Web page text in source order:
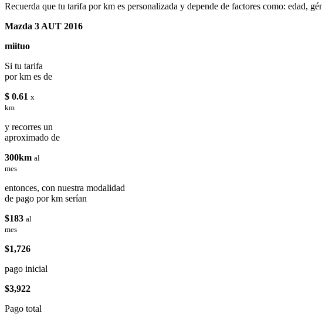
Recuerda que tu tarifa por km es personalizada y depende de factores como: edad,
Mazda 3 AUT 2016
miituo
Si tu tarifa
por km es de
$ 0.61 x
km
y recorres un
aproximado de
300km al
mes
entonces, con nuestra modalidad
de pago por km serían
$183 al
mes
$1,726
pago inicial
$3,922
Pago total